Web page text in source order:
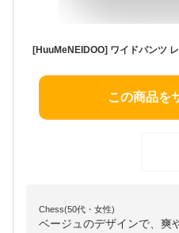
この商品を
Chess(50代・女性)
ベージュのデザインで、爽